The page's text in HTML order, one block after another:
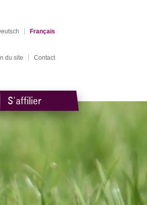
Français
du site Contact
S'affilier